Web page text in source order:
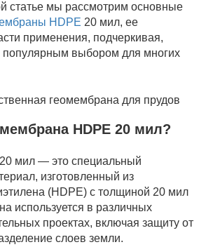
статье мы рассмотрим основные
HDPE 20 мил, ее
применения, подчеркивая,
популярным выбором для многих
HDPE 20 мил?
мил — это специальный
изготовленный из
(HDPE) с толщиной 20 мил
используется в различных
проектах, включая защиту от
слоев земли.